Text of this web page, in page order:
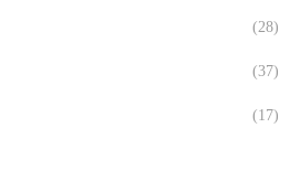
(28)
(37)
(17)